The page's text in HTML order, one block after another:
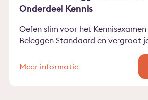
Onderdeel Kennis
Oefen slim voor het Kennisexamen
Beleggen Standaard en vergroot
Meer informatie